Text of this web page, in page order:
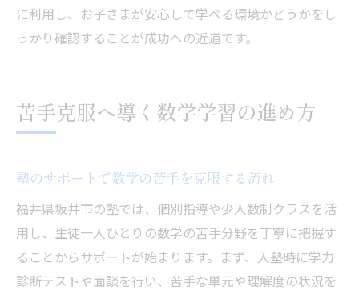
に利用し、お子さまが安心して学べる環境かどうかをし
っかり確認することが成功への近道です。
苦手克服へ導く数学学習の進め方
塾のサポートで数学の苦手を克服する流れ
福井県坂井市の塾では、個別指導や少人数制クラスを活
用し、生徒一人ひとりの数学の苦手分野を丁寧に把握す
ることからサポートが始まります。まず、入塾時に学力
診断テストや面談を行い、苦手な単元や理解度の状況を